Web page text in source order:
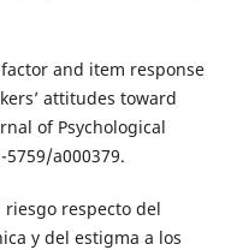
and item response
attitudes toward
of Psychological
a000379.
riesgo respecto del
y del estigma a los